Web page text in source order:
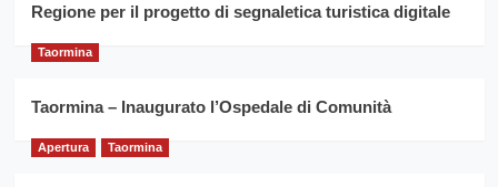
Regione per il progetto di segnaletica turistica digitale
Taormina
Taormina – Inaugurato l’Ospedale di Comunità
Apertura Taormina